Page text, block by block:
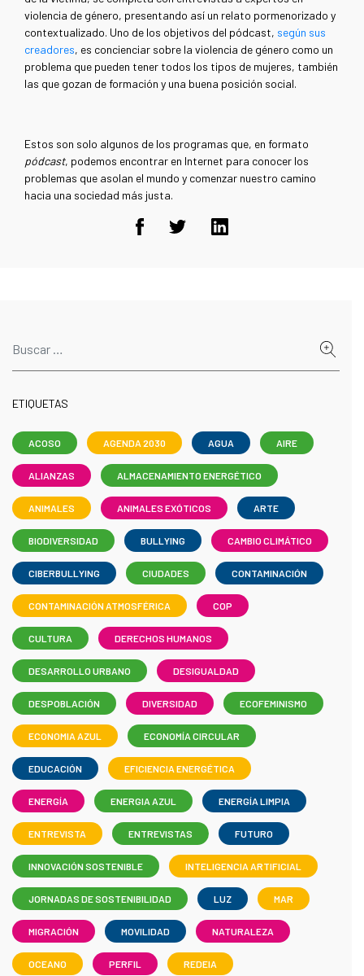
violencia de género, presentando así un relato pormenorizado y
contextualizado. Uno de los objetivos del pódcast, según sus
creadores, es concienciar sobre la violencia de género como un
problema que pueden tener todos los tipos de mujeres, también
las que gozan de formación y una buena posición social.
Estos son solo algunos de los programas que, en formato
pódcast, podemos encontrar en Internet para conocer los
problemas que asolan el mundo y comenzar nuestro camino
hacia una sociedad más justa.
ETIQUETAS
ACOSO AGENDA 2030 AGUA AIRE
ALIANZAS ALMACENAMIENTO ENERGÉTICO
ANIMALES ANIMALES EXÓTICOS ARTE
BIODIVERSIDAD BULLYING CAMBIO CLIMÁTICO
CIBERBULLYING CIUDADES CONTAMINACIÓN
CONTAMINACIÓN ATMOSFÉRICA COP
CULTURA DERECHOS HUMANOS
DESARROLLO URBANO DESIGUALDAD
DESPOBLACIÓN DIVERSIDAD ECOFEMINISMO
ECONOMIA AZUL ECONOMÍA CIRCULAR
EDUCACIÓN EFICIENCIA ENERGÉTICA
ENERGÍA ENERGIA AZUL ENERGÍA LIMPIA
ENTREVISTA ENTREVISTAS FUTURO
INNOVACIÓN SOSTENIBLE INTELIGENCIA ARTIFICIAL
JORNADAS DE SOSTENIBILIDAD LUZ MAR
MIGRACIÓN MOVILIDAD NATURALEZA
OCEANO PERFIL REDEIA